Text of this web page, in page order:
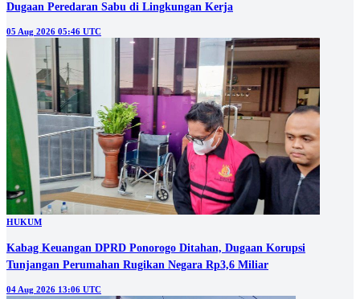
Dugaan Peredaran Sabu di Lingkungan Kerja
05 Aug 2026 05:46 UTC
HUKUM
Kabag Keuangan DPRD Ponorogo Ditahan, Dugaan Korupsi
Tunjangan Perumahan Rugikan Negara Rp3,6 Miliar
04 Aug 2026 13:06 UTC